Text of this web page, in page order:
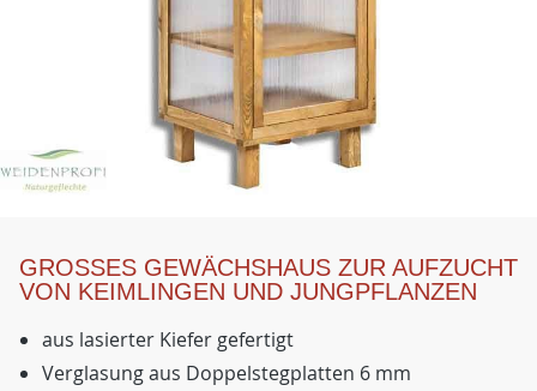
GROSSES GEWÄCHSHAUS ZUR AUFZUCHT V
ON KEIMLINGEN UND JUNGPFLANZEN
aus lasierter Kiefer gefertigt
Verglasung aus Doppelstegplatten 6 mm